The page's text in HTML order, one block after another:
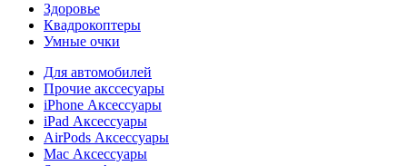
Здоровье
Квадрокоптеры
Умные очки
Для автомобилей
Прочие акссесуары
iPhone Аксессуары
iPad Аксессуары
AirPods Аксессуары
Mac Аксессуары